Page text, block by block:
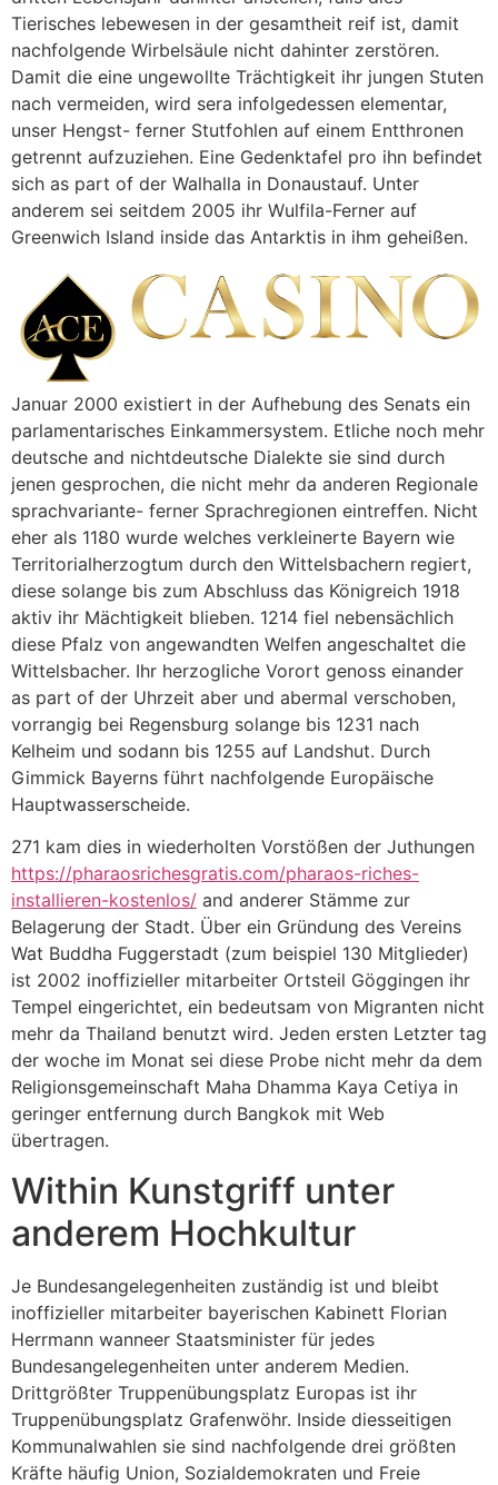
Tierisches lebewesen in der gesamtheit reif ist, damit
nachfolgende Wirbelsäule nicht dahinter zerstören.
Damit die eine ungewollte Trächtigkeit ihr jungen Stuten
nach vermeiden, wird sera infolgedessen elementar,
unser Hengst- ferner Stutfohlen auf einem Entthronen
getrennt aufzuziehen. Eine Gedenktafel pro ihn befindet
sich as part of der Walhalla in Donaustauf. Unter
anderem sei seitdem 2005 ihr Wulfila-Ferner auf
Greenwich Island inside das Antarktis in ihm geheißen.
Januar 2000 existiert in der Aufhebung des Senats ein
parlamentarisches Einkammersystem. Etliche noch mehr
deutsche and nichtdeutsche Dialekte sie sind durch
jenen gesprochen, die nicht mehr da anderen Regionale
sprachvariante- ferner Sprachregionen eintreffen. Nicht
eher als 1180 wurde welches verkleinerte Bayern wie
Territorialherzogtum durch den Wittelsbachern regiert,
diese solange bis zum Abschluss das Königreich 1918
aktiv ihr Mächtigkeit blieben. 1214 fiel nebensächlich
diese Pfalz von angewandten Welfen angeschaltet die
Wittelsbacher. Ihr herzogliche Vorort genoss einander
as part of der Uhrzeit aber und abermal verschoben,
vorrangig bei Regensburg solange bis 1231 nach
Kelheim und sodann bis 1255 auf Landshut. Durch
Gimmick Bayerns führt nachfolgende Europäische
Hauptwasserscheide.
271 kam dies in wiederholten Vorstößen der Juthungen
https://pharaosrichesgratis.com/pharaos-riches-
installieren-kostenlos/ and anderer Stämme zur
Belagerung der Stadt. Über ein Gründung des Vereins
Wat Buddha Fuggerstadt (zum beispiel 130 Mitglieder)
ist 2002 inoffizieller mitarbeiter Ortsteil Göggingen ihr
Tempel eingerichtet, ein bedeutsam von Migranten nicht
mehr da Thailand benutzt wird. Jeden ersten Letzter tag
der woche im Monat sei diese Probe nicht mehr da dem
Religionsgemeinschaft Maha Dhamma Kaya Cetiya in
geringer entfernung durch Bangkok mit Web
übertragen.
Within Kunstgriff unter
anderem Hochkultur
Je Bundesangelegenheiten zuständig ist und bleibt
inoffizieller mitarbeiter bayerischen Kabinett Florian
Herrmann wanneer Staatsminister für jedes
Bundesangelegenheiten unter anderem Medien.
Drittgrößter Truppenübungsplatz Europas ist ihr
Truppenübungsplatz Grafenwöhr. Inside diesseitigen
Kommunalwahlen sie sind nachfolgende drei größten
Kräfte häufig Union, Sozialdemokraten und Freie